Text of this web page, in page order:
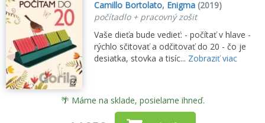
Camillo Bortolato, Enigma (2019)
počítadlo + pracovný zošit
Vaše dieťa bude vedieť: - počítať v hlave -
rýchlo sčitovať a odčitovať do 20 - čo je
desiatka, stovka a tisíc... Zobraziť viac
🌴 Máme na sklade, posielame ihneď.